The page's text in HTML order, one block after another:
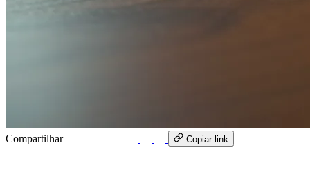
Compartilhar Copiar link